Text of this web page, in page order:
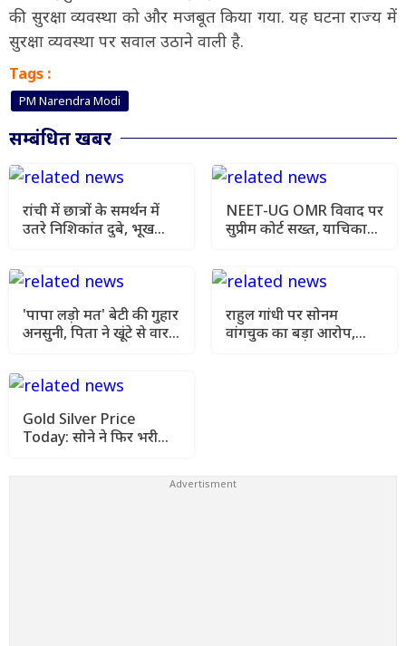
की सुरक्षा व्यवस्था को और मजबूत किया गया. यह घटना राज्य में
सुरक्षा व्यवस्था पर सवाल उठाने वाली है.
Tags :
PM Narendra Modi
सम्बंधित खबर
रांची में छात्रों के समर्थन में
उतरे निशिकांत दुबे, भूख
NEET-UG OMR विवाद पर
सुप्रीम कोर्ट सख्त, याचिका
'पापा लड़ो मत' बेटी की गुहार
अनसुनी, पिता ने खूंटे से वार
राहुल गांधी पर सोनम
वांगचुक का बड़ा आरोप,
Gold Silver Price
Today: सोने ने फिर भरी